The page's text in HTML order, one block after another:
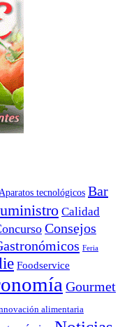
Aparatos tecnológicos Bar
Calidad
Consejos
Feria
Foodservice
Gourmet
alimentaria